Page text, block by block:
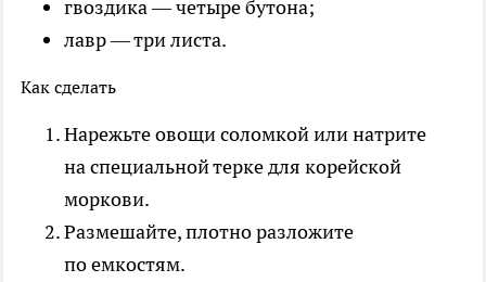
гвоздика — четыре бутона;
лавр — три листа.
Как сделать
Нарежьте овощи соломкой или натрите
на специальной терке для корейской
моркови.
Размешайте, плотно разложите
по емкостям.